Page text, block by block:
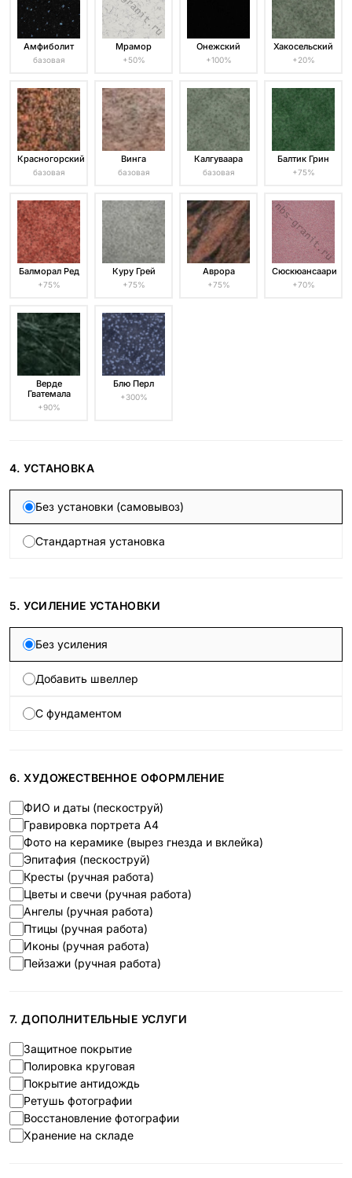
Амфиболит
базовая
Мрамор
+50%
Онежский
+100%
Хакосельский
+20%
Красногорский
базовая
Винга
базовая
Калгуваара
базовая
Балтик Грин
+75%
Балморал Ред
+75%
Куру Грей
+75%
Аврора
+75%
Сюскюансаари
+70%
Верде
Гватемала
+90%
Блю Перл
+300%
4. УСТАНОВКА
Без установки (самовывоз)
Стандартная установка
5. УСИЛЕНИЕ УСТАНОВКИ
Без усиления
Добавить швеллер
С фундаментом
6. ХУДОЖЕСТВЕННОЕ ОФОРМЛЕНИЕ
ФИО и даты (пескоструй)
Гравировка портрета А4
Фото на керамике (вырез гнезда и вклейка)
Эпитафия (пескоструй)
Кресты (ручная работа)
Цветы и свечи (ручная работа)
Ангелы (ручная работа)
Птицы (ручная работа)
Иконы (ручная работа)
Пейзажи (ручная работа)
7. ДОПОЛНИТЕЛЬНЫЕ УСЛУГИ
Защитное покрытие
Полировка круговая
Покрытие антидождь
Ретушь фотографии
Восстановление фотографии
Хранение на складе